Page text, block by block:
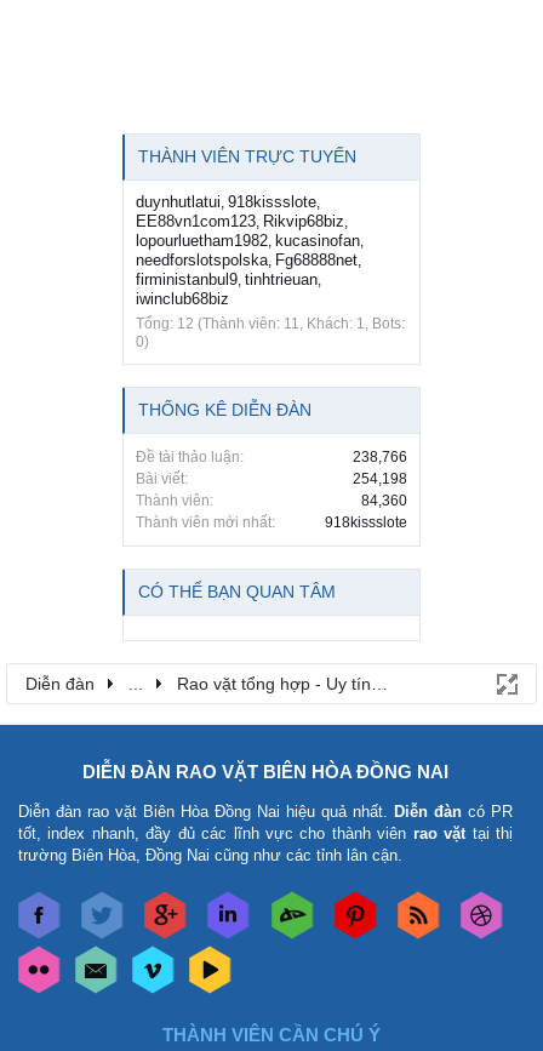
THÀNH VIÊN TRỰC TUYẾN
duynhutlatui 918kissslote
EE88vn1com123 Rikvip68biz
lopourluetham1982 kucasinofan
needforslotspolska Fg68888net
firministanbul9 tinhtrieuan
iwinclub68biz
Tổng: 12 (Thành viên: 11, Khách: 1, Bots:
0)
THỐNG KÊ DIỄN ĐÀN
Đề tài thảo luận:
238,766
Bài viết:
254,198
Thành viên:
84,360
Thành viên mới nhất:
918kissslote
CÓ THỂ BẠN QUAN TÂM
Diễn đàn Rao vặt tổng hợp - Uy tín - Miễn phí
DIỄN ĐÀN RAO VẶT BIÊN HÒA ĐỒNG NAI
Diễn đàn rao vặt Biên Hòa Đồng Nai hiệu quả nhất. Diễn đàn có PR
tốt, index nhanh, đầy đủ các lĩnh vực cho thành viên rao vặt tại thị
trường Biên Hòa, Đồng Nai cũng như các tỉnh lân cận.
THÀNH VIÊN CẦN CHÚ Ý